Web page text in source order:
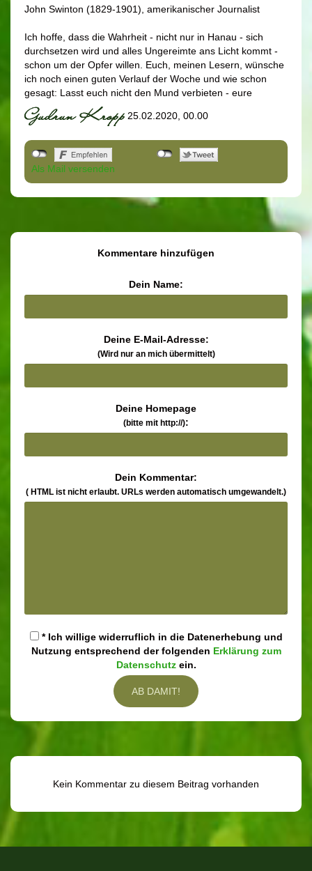
John Swinton (1829-1901), amerikanischer Journalist
Ich hoffe, dass die Wahrheit - nicht nur in Hanau - sich
durchsetzen wird und alles Ungereimte ans Licht kommt -
schon um der Opfer willen. Euch, meinen Lesern, wünsche
ich noch einen guten Verlauf der Woche und wie schon
gesagt: Lasst euch nicht den Mund verbieten - eure
25.02.2020, 00.00
Als Mail versenden
Kommentare hinzufügen
Dein Name:
Deine E-Mail-Adresse:
(Wird nur an mich übermittelt)
Deine Homepage
(bitte mit http://):
Dein Kommentar:
( HTML ist nicht erlaubt. URLs werden automatisch umgewandelt.)
* Ich willige widerruflich in die Datenerhebung und
Nutzung entsprechend der folgenden Erklärung zum
Datenschutzein.
Kein Kommentar zu diesem Beitrag vorhanden